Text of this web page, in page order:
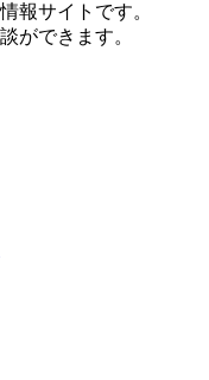
報サイトです。
ができます。